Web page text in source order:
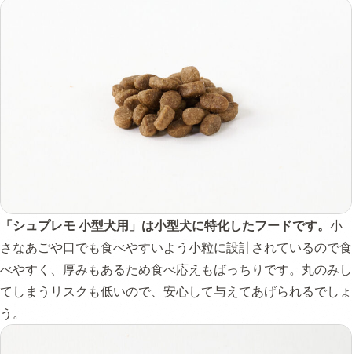
「シュプレモ 小型犬用」は小型犬に特化したフードです。 小
さなあごや口でも食べやすいよう小粒に設計されているので食
べやすく、厚みもあるため食べ応えもばっちりです。丸のみし
てしまうリスクも低いので、安心して与えてあげられるでしょ
う。